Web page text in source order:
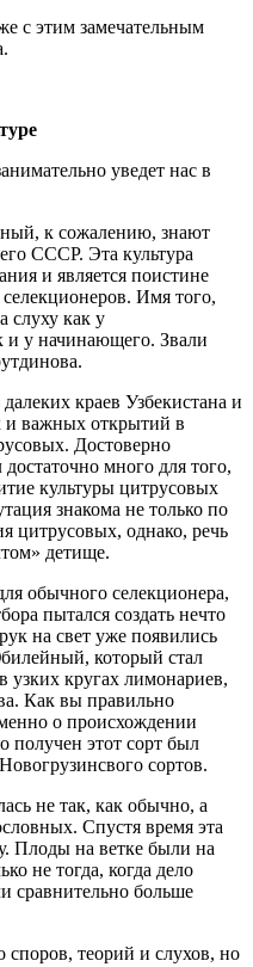
с этим замечательным
уведет нас в
к сожалению, знают
СССР. Эта культура
и является поистине
Имя того,
слуху как у
и у начинающего. Звали
краев Узбекистана и
и важных открытий в
Достоверно
много для того,
культуры цитрусовых
знакома не только по
цитрусовых, однако, речь
детище.
обычного селекционера,
пытался создать нечто
на свет уже появились
который стал
узких кругах лимонариев,
Как вы правильно
о происхождении
получен этот сорт был
сортов.
не так, как обычно, а
Спустя время эта
Плоды на ветке были на
не тогда, когда дело
сравнительно больше
споров, теорий и слухов, но